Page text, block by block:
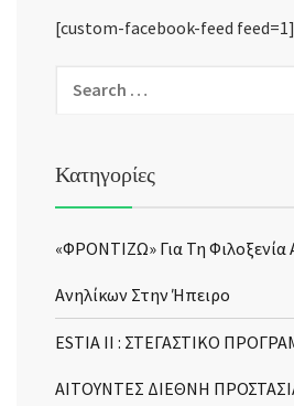
[custom-facebook-feed feed=1]
Κατηγορίες
«ΦΡΟΝΤΙΖΩ» Για Τη
Ανηλίκων Στην Ήπειρο
ESTIA II : ΣΤΕΓΑΣΤΙΚΟ
ΑΙΤΟΥΝΤΕΣ ΔΙΕΘΝΗ